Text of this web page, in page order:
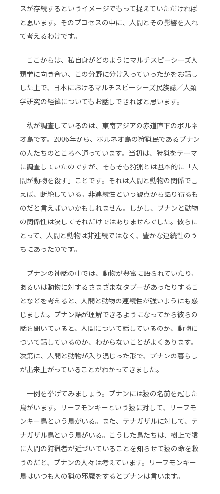
スが存続するというイメージでもって捉えていただければ
と思います。そのプロセスの中に、人間とその影響を入れ
て考えるわけです。
ここからは、私自身がどのようにマルチスピーシーズ人
類学に向き合い、この分野に分け入っていったかをお話し
した上で、日本におけるマルチスピーシーズ民族誌／人類
学研究の経緯についてもお話しできればと思います。
私が調査しているのは、東南アジアの赤道直下のボルネ
オ島です。2006年から、ボルネオ島の狩猟民であるプナン
の人たちのところへ通っています。当初は、狩猟をテーマ
に調査していたのですが、そもそも狩猟とは基本的に「人
間が動物を殺す」ことです。それは人間と動物の関係で言
えば、断絶している。非連続性という観点から語り得るも
のだと言えばいいかもしれません。しかし、プナンと動物
の関係性は決してそれだけではありませんでした。彼らに
とって、人間と動物は非連続ではなく、豊かな連続性のう
ちにあったのです。
プナンの神話の中では、動物が豊富に語られていたり、
あるいは動物に対するさまざまなタブーがあったりするこ
となどを考えると、人間と動物の連続性が強いようにも感
じました。プナン語が理解できるようになってから彼らの
話を聞いていると、人間について話しているのか、動物に
ついて話しているのか、わからないことがよくあります。
次第に、人間と動物が入り混じった形で、プナンの暮らし
が出来上がっていることがわかってきました。
一例を挙げてみましょう。プナンには猿の名前を冠した
鳥がいます。リーフモンキーという猿に対して、リーフモ
ンキー鳥という鳥がいる。また、テナガザルに対して、テ
ナガザル鳥という鳥がいる。こうした鳥たちは、樹上で猿
に人間の狩猟者が近づいていることを知らせて猿の命を救
うのだと、プナンの人々は考えています。リーフモンキー
鳥はいつも人の猟の邪魔をするとプナンは言います。